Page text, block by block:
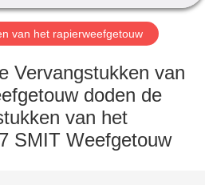
van het rapierweefgetouw
Vervangstukken van
doden de
van het
SMIT Weefgetouw